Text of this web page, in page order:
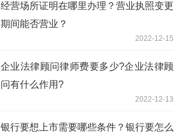
经营场所证明在哪里办理？营业执照变更
期间能否营业？
2022-12-15
企业法律顾问律师费要多少?企业法律顾
问有什么作用?
2022-12-13
银行要想上市需要哪些条件？银行要怎么